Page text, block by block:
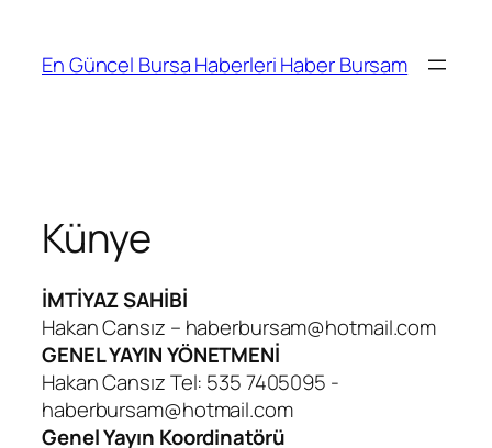
En Güncel Bursa Haberleri Haber Bursam
Künye
İMTİYAZ SAHİBİ
Hakan Cansız – haberbursam@hotmail.com
GENEL YAYIN YÖNETMENİ
Hakan Cansız Tel: 535 7405095 -
haberbursam@hotmail.com
Genel Yayın Koordinatörü